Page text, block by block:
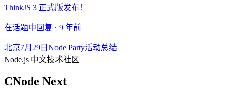
ThinkJS 3 正式版发布！
在话题中回复 · 9 年前
北京7月29日Node Party活动总结
Node.js 中文技术社区
CNode Next